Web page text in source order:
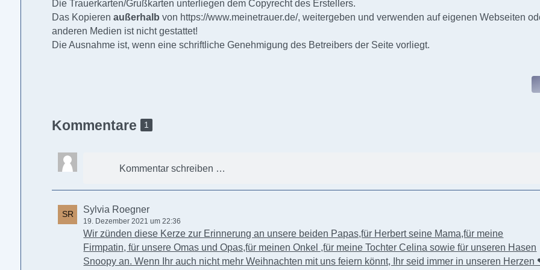
Die Trauerkarten/Grußkarten unterliegen dem Copyrecht des Erstellers.
Das Kopierenaußerhalb von https://www.meinetrauer.de/, weitergeben und verwenden auf eigenen Webseiten
anderen Medien ist nicht gestattet!
Die Ausnahme ist, wenn eine schriftliche Genehmigung des Betreibers der Seite vorliegt.
Kommentare 1
Kommentar schreiben …
Sylvia Roegner
19. Dezember 2021 um 22:36
Wir zünden diese Kerze zur Erinnerung an unsere beiden Papas,für Herbert seine Mama,für meine
Firmpatin, für unsere Omas und Opas,für meinen Onkel ,für meine Tochter Celina sowie für unseren Hasen
Snoopy an. Wenn Ihr auch nicht mehr Weihnachten mit uns feiern könnt, Ihr seid immer in unseren Herzen